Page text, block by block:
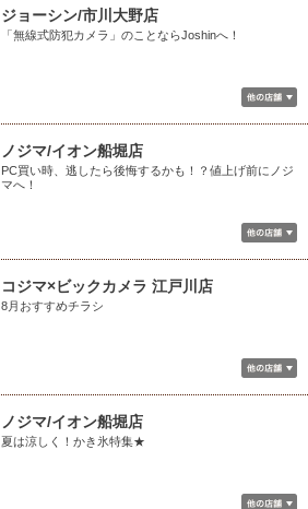
ジョーシン/市川大野店
「無線式防犯カメラ」のことならJoshinへ！
ノジマ/イオン船堀店
PC買い時、逃したら後悔するかも！？値上げ前にノジ
マへ！
コジマ×ビックカメラ 江戸川店
8月おすすめチラシ
ノジマ/イオン船堀店
夏は涼しく！かき氷特集★